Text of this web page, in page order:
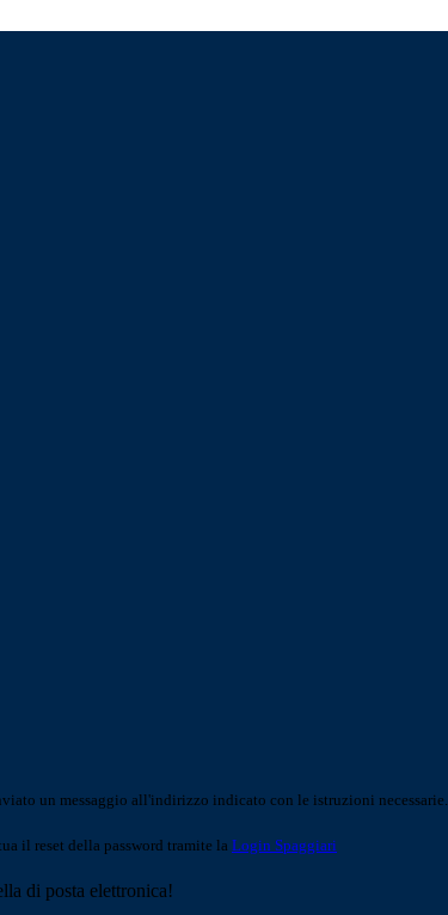
un messaggio all'indirizzo indicato con le istruzioni necessarie.
il reset della password tramite la Login Spaggiari
di posta elettronica!